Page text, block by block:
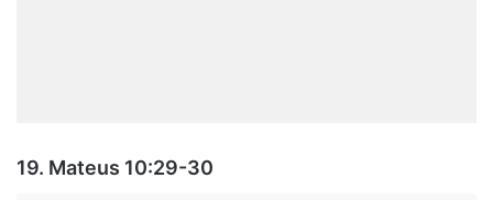
19. Mateus 10:29-30